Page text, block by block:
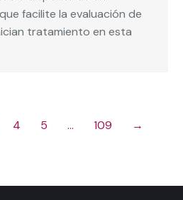
facilite la evaluación de
tratamiento en esta
4 5 … 109 →